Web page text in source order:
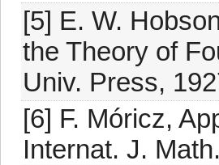
[5] E. W.
the Theory of
Univ. Press,
[6] F. Móricz,
Internat. J.